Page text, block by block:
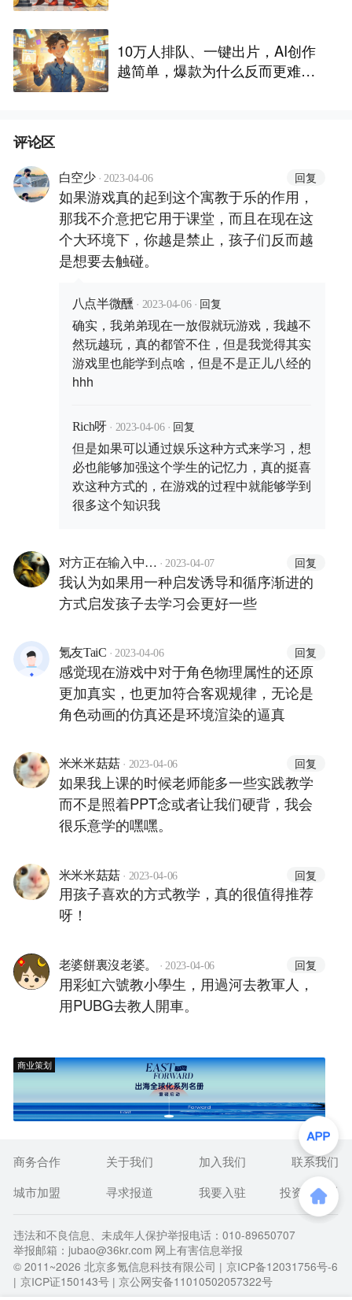
10万人排队、一键出片，AI创作
越简单，爆款为什么反而更难做
评论区
白空少 · 2023-04-06 回复
如果游戏真的起到这个寓教于乐的作用，
那我不介意把它用于课堂，而且在现在这
个大环境下，你越是禁止，孩子们反而越
是想要去触碰。
八点半微醺 · 2023-04-06 · 回复
确实，我弟弟现在一放假就玩游戏，我越不
然玩越玩，真的都管不住，但是我觉得其实
游戏里也能学到点啥，但是不是正儿八经的
hhh
Rich呀 · 2023-04-06 · 回复
但是如果可以通过娱乐这种方式来学习，想
必也能够加强这个学生的记忆力，真的挺喜
欢这种方式的，在游戏的过程中就能够学到
很多这个知识我
对方正在输入中… · 2023-04-07 回复
我认为如果用一种启发诱导和循序渐进的
方式启发孩子去学习会更好一些
氪友TaiC · 2023-04-06 回复
感觉现在游戏中对于角色物理属性的还原
更加真实，也更加符合客观规律，无论是
角色动画的仿真还是环境渲染的逼真
米米米菇菇 · 2023-04-06 回复
如果我上课的时候老师能多一些实践教学
而不是照着PPT念或者让我们硬背，我会
很乐意学的嘿嘿。
米米米菇菇 · 2023-04-06 回复
用孩子喜欢的方式教学，真的很值得推荐
呀！
老婆餅裏沒老婆。 · 2023-04-06 回复
用彩虹六號教小學生，用過河去教軍人，
用PUBG去教人開車。
商业策划
商务合作 关于我们 加入我们
联系我们
城市加盟
寻求报道 我要入驻 投资者关系
违法和不良信息、未成年人保护举报电话：010-89650707
举报邮箱：jubao@36kr.com 网上有害信息举报
© 2011~2026 北京多氪信息科技有限公司 | 京ICP备12031756号-6
| 京ICP证150143号 | 京公网安备11010502057322号